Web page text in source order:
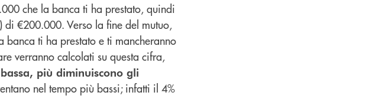
che la banca ti ha prestato, quindi
di €200.000. Verso la fine del mutuo,
ti ha prestato e ti mancheranno
verranno calcolati su questa cifra,
più diminuiscono gli
nel tempo più bassi; infatti il 4%